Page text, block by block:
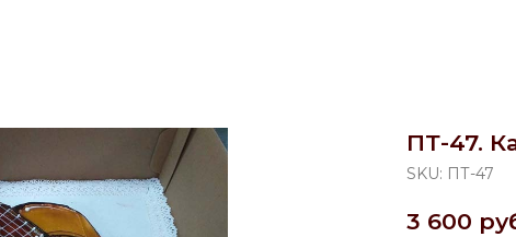
ПТ-47.
SKU: ПТ-47
3 600